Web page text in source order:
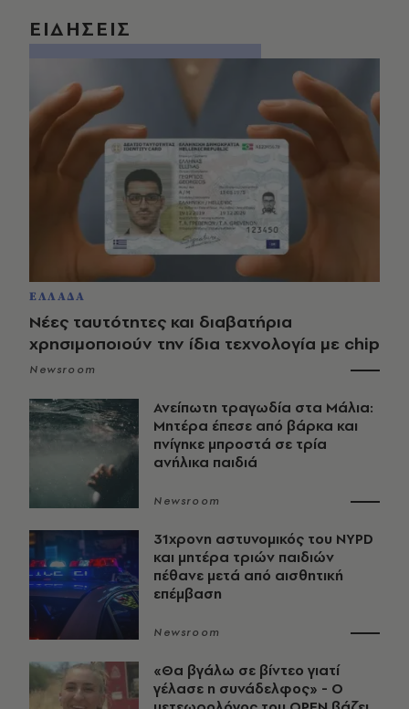
ΕΙΔΗΣΕΙΣ
ΕΛΛΑΔΑ
Νέες ταυτότητες και διαβατήρια
χρησιμοποιούν την ίδια τεχνολογία με chip
Newsroom
Ανείπωτη τραγωδία στα Μάλια:
Μητέρα έπεσε από βάρκα και
πνίγηκε μπροστά σε τρία
ανήλικα παιδιά
Newsroom
31χρονη αστυνομικός του NYPD
και μητέρα τριών παιδιών
πέθανε μετά από αισθητική
επέμβαση
Newsroom
«Θα βγάλω σε βίντεο γιατί
γέλασε η συνάδελφος» - Ο